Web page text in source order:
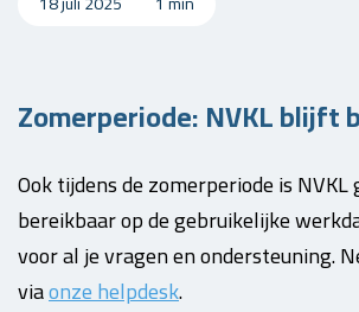
Zomerperiode: NVKL blijft
Ook tijdens de zomerperiode is NVKL
bereikbaar op de gebruikelijke
voor al je vragen en ondersteuning.
viaonze helpdesk.